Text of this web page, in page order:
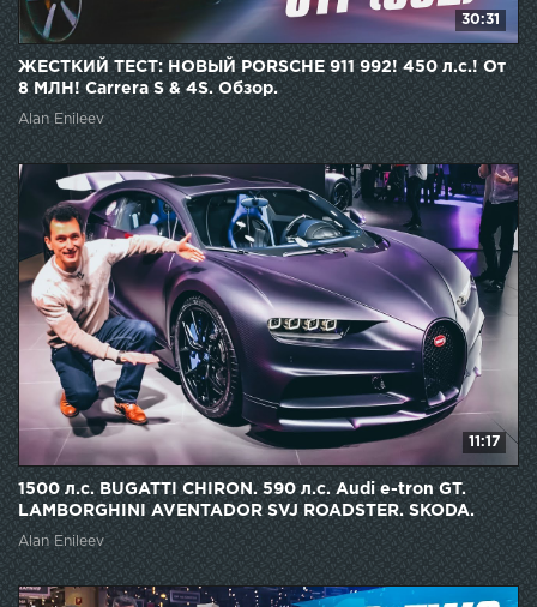
30:31
ЖЕСТКИЙ ТЕСТ: НОВЫЙ PORSCHE 911 992! 450 л.с.! От
8 МЛН! Carrera S & 4S. Обзор.
Alan Enileev
11:17
1500 л.с. BUGATTI CHIRON. 590 л.с. Audi e-tron GT.
LAMBORGHINI AVENTADOR SVJ ROADSTER. SKODA.
GIMS.
Alan Enileev